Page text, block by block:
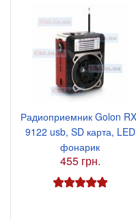
Радиоприемник Golon
9122 usb, SD карта, LED
фонарик
455 грн.